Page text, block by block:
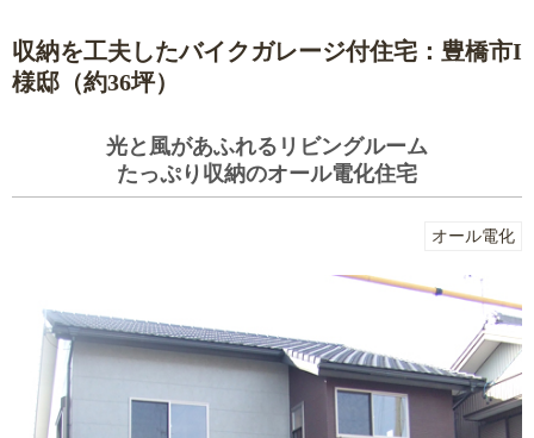
収納を工夫したバイクガレージ付住宅：豊橋市I
様邸（約36坪）
光と風があふれるリビングルーム
たっぷり収納のオール電化住宅
オール電化